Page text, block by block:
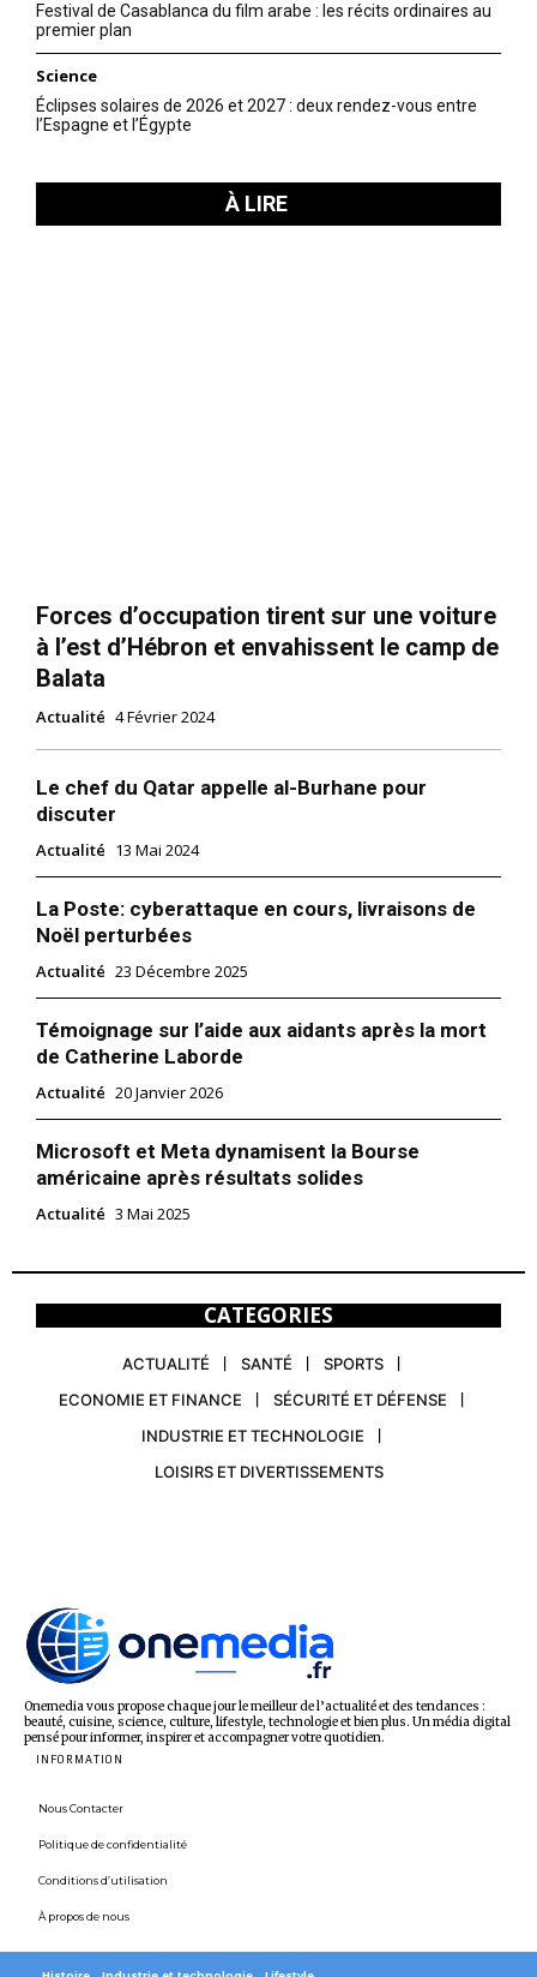
Festival de Casablanca du film arabe : les récits ordinaires au
premier plan
Science
Éclipses solaires de 2026 et 2027 : deux rendez-vous entre
l’Espagne et l’Égypte
À LIRE
Forces d’occupation tirent sur une voiture
à l’est d’Hébron et envahissent le camp de
Balata
Actualité 4 Février 2024
Le chef du Qatar appelle al-Burhane pour
discuter
Actualité 13 Mai 2024
La Poste: cyberattaque en cours, livraisons de
Noël perturbées
Actualité 23 Décembre 2025
Témoignage sur l’aide aux aidants après la mort
de Catherine Laborde
Actualité 20 Janvier 2026
Microsoft et Meta dynamisent la Bourse
américaine après résultats solides
Actualité 3 Mai 2025
CATEGORIES
ACTUALITÉ SANTÉ
SPORTS
ECONOMIE ET FINANCE
SÉCURITÉ ET DÉFENSE
INDUSTRIE ET TECHNOLOGIE
LOISIRS ET DIVERTISSEMENTS
Onemedia vous propose chaque jour le meilleur de l’actualité et des tendances :
beauté, cuisine, science, culture, lifestyle, technologie et bien plus. Un média digital
pensé pour informer, inspirer et accompagner votre quotidien.
INFORMATION
Nous Contacter
Politique de confidentialité
Conditions d’utilisation
À propos de nous